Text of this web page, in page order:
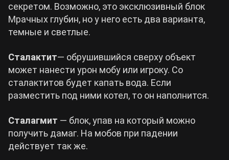
секретом. Возможно, это эксклюзивный блок
Мрачных глубин, но у него есть два варианта,
темные и светлые.
Сталактит— обрушившийся сверху объект
может нанести урон мобу или игроку. Со
сталактитов будет капать вода. Если
разместить под ними котел, то он наполнится.
Сталагмит — блок, упав на который можно
получить дамаг. На мобов при падении
действует так же.